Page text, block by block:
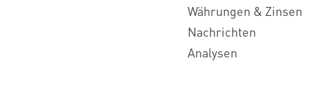
Währungen & Zinsen
Nachrichten
Analysen